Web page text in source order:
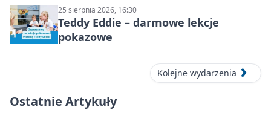
miasta
25 sierpnia 2026, 16:30
Teddy Eddie – darmowe lekcje
pokazowe
Kolejne wydarzenia
Ostatnie Artykuły